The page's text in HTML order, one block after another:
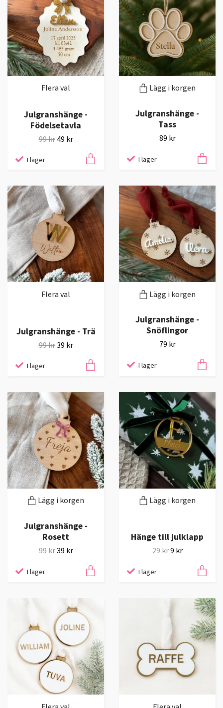
Flera val
Julgranshänge -
Födelsetavla
99 kr 49 kr
I lager
Lägg i korgen
Julgranshänge -
Tass
89 kr
I lager
Flera val
Julgranshänge - Trä
99 kr39 kr
I lager
Lägg i korgen
Julgranshänge -
Snöflingor
79 kr
I lager
Lägg i korgen
Julgranshänge -
Rosett
99 kr39 kr
I lager
Lägg i korgen
Hänge till julklapp
29 kr9 kr
I lager